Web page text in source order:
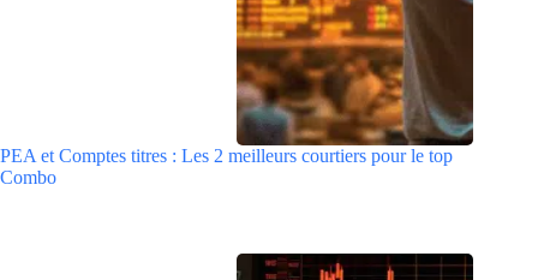
PEA et Comptes titres : Les 2 meilleurs courtiers pour le top
Combo